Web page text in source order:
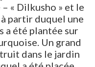
« Dilkusho » et le
partir duquel une
a été plantée sur
Un grand
dans le jardin